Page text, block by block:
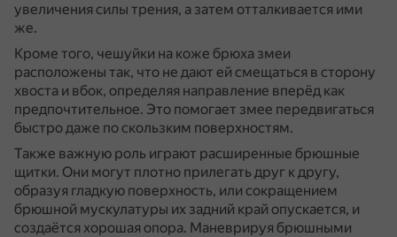
увеличения силы трения, а затем отталкивается ими
же.
Кроме того, чешуйки на коже брюха змеи
расположены так, что не дают ей смещаться в сторону
хвоста и вбок, определяя направление вперёд как
предпочтительное. Это помогает змее передвигаться
быстро даже по скользким поверхностям.
Также важную роль играют расширенные брюшные
щитки. Они могут плотно прилегать друг к другу,
образуя гладкую поверхность, или сокращением
брюшной мускулатуры их задний край опускается, и
создаётся хорошая опора. Маневрируя брюшными